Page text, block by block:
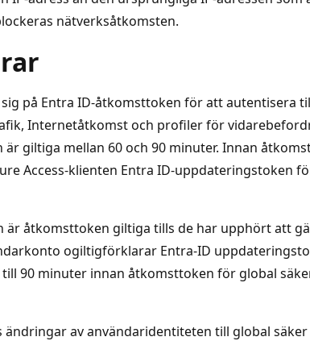
nätverksåtkomsten.
på Entra ID-åtkomsttoken för att autentisera
Internetåtkomst och profiler för
giltiga mellan 60 och 90 minuter. Innan
Access-klienten Entra ID-uppdateringstoken
är åtkomsttoken giltiga tills de har upphört att
ogiltigförklarar Entra-ID
90 minuter innan åtkomsttoken för global
ändringar av användaridentiteten till global